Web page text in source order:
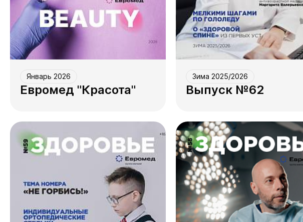
Январь 2026
Евромед "Красота"
Зима 2025/2026
Выпуск №62